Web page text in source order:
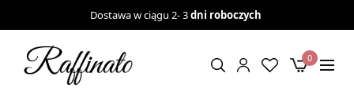
Dostawa w ciągu 2- 3dni roboczych
0